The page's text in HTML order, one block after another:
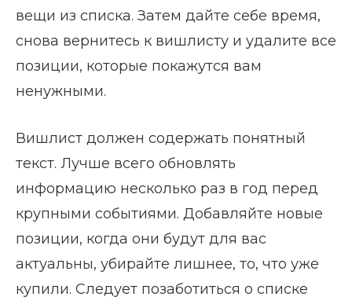
вещи из списка. Затем дайте себе время,
снова вернитесь к вишлисту и удалите все
позиции, которые покажутся вам
ненужными.
Вишлист должен содержать понятный
текст. Лучше всего обновлять
информацию несколько раз в год перед
крупными событиями. Добавляйте новые
позиции, когда они будут для вас
актуальны, убирайте лишнее, то, что уже
купили. Следует позаботиться о списке